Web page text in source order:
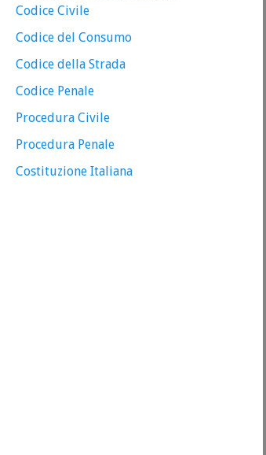
Codice Civile
Codice del Consumo
Codice della Strada
Codice Penale
Procedura Civile
Procedura Penale
Costituzione Italiana